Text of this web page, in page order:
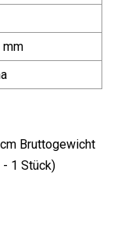
Bruttogewicht
1 Stück)